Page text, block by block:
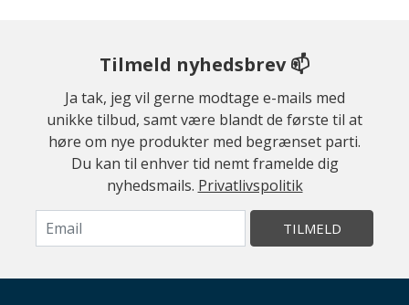
Tilmeld nyhedsbrev 📫
Ja tak, jeg vil gerne modtage e-mails med
unikke tilbud, samt være blandt de første til at
høre om nye produkter med begrænset parti.
Du kan til enhver tid nemt framelde dig
nyhedsmails. Privatlivspolitik
TILMELD